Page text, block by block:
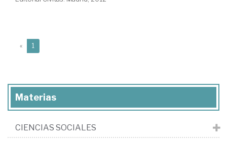
« 1
Materias
CIENCIAS SOCIALES